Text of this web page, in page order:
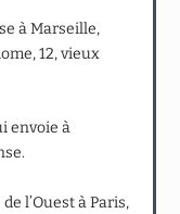
à Marseille,
12, vieux
envoie à
l’Ouest à Paris,